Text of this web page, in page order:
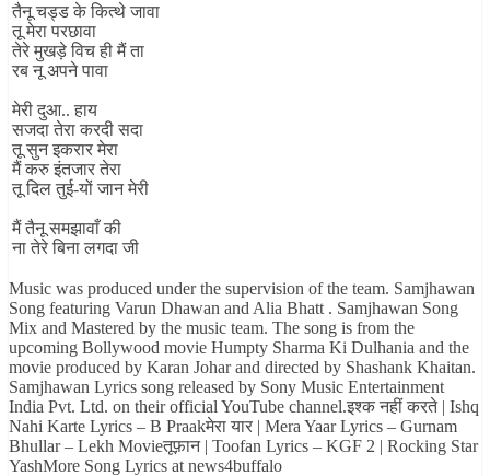
तैनू चड्ड के कित्थे जावा
तू मेरा परछावा
तेरे मुखड़े विच ही मैं ता
रब नू अपने पावा
मेरी दुआ.. हाय
सजदा तेरा करदी सदा
तू सुन इकरार मेरा
मैं करु इंतजार तेरा
तू दिल तुई-यों जान मेरी
मैं तैनू समझावाँ की
ना तेरे बिना लगदा जी
Music was produced under the supervision of the team. Samjhawan
Song featuring Varun Dhawan and Alia Bhatt . Samjhawan Song
Mix and Mastered by the music team. The song is from the
upcoming Bollywood movie Humpty Sharma Ki Dulhania and the
movie produced by Karan Johar and directed by Shashank Khaitan.
Samjhawan Lyrics song released by Sony Music Entertainment
India Pvt. Ltd. on their official YouTube channel.इश्क नहीं करते | Ishq
Nahi Karte Lyrics – B Praakमेरा यार | Mera Yaar Lyrics – Gurnam
Bhullar – Lekh Movieतूफ़ान | Toofan Lyrics – KGF 2 | Rocking Star
YashMore Song Lyrics at news4buffalo